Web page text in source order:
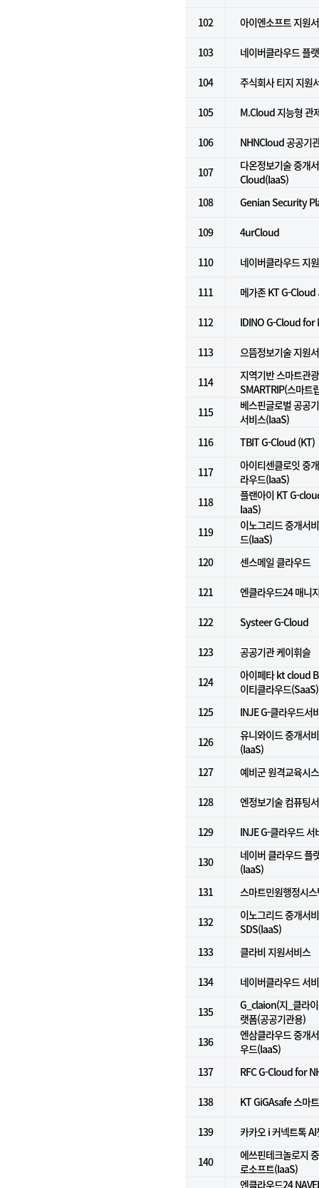
102 아이엔소프트 지원
103 네이버클라우드 플
104 주식회사 티지 지원
105 M.Cloud 지능형 관
106 NHNCloud 공공기
107
다온정보기술 중개
Cloud(IaaS)
108
Genian Security
109 4urCloud
110 네이버클라우드 지
111 메가존 KT G-Cloud
112 IDINO G-Cloud for
113 으뜸정보기술 지원
114
지역기반 스마트관
SMARTRIP(스마트
115
베스핀글로벌 공공
서비스(IaaS)
116
TBIT G-Cloud (KT)
117
아이티센클로잇 중
라우드(IaaS)
118
플랜아이 KT G-
IaaS)
119
이노그리드 중개서
드(IaaS)
120
센스메일 클라우드
121 엔클라우드24 매니
122 Systeer G-Cloud
123 공공기관 케이휘슬
124
아이페타 kt cloud
이티클라우드(SaaS)
125
INJE G-클라우드서
126
유니와이드 중개서
(IaaS)
127
예비군 원격교육시
128 엔정보기술 컴퓨팅
129 INJE G-클라우드 서
130
네이버 클라우드 플
(IaaS)
131
스마트민원행정시
132
이노그리드 중개서
SDS(IaaS)
133
클라비 지원서비스
134 네이버클라우드 서
135
G_claion(지_클라
랫폼(공공기관용)
136
엔삼클라우드 중개
우드(IaaS)
137
RFC G-Cloud for
138 KT GiGAsafe 스마
139 카카오 i 커넥트톡 AI
140
에쓰핀테크놀로지
로소프트(IaaS)
엔클라우드24